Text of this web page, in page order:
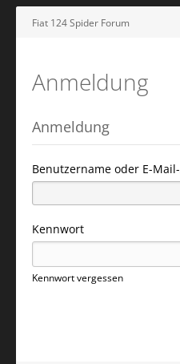
Fiat 124 Spider Forum
Anmeldung
Anmeldung
Benutzername oder E-
Kennwort
Kennwort vergessen